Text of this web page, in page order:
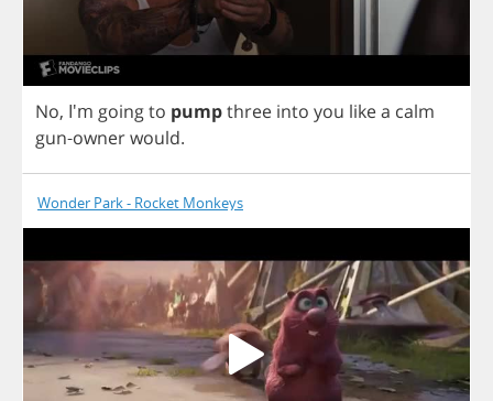
No, I'm goingto pumpthree into you likea calm
gun-ownerwould.
Wonder Park - Rocket Monkeys